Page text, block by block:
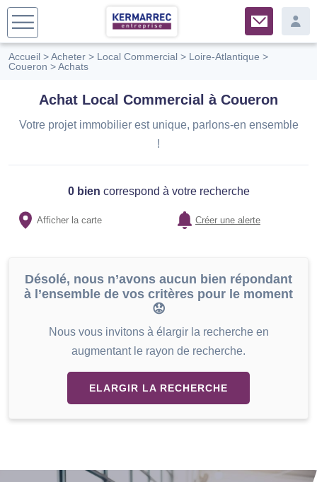
Accueil >Acheter > Local Commercial > Loire-Atlantique >
Coueron >Achats
Achat Local Commercial à Coueron
Votre projet immobilier est unique, parlons-en ensemble
!
0 bien correspond à votre recherche
Afficher la carte Créer une alerte
Désolé, nous n’avons aucun bien répondant
à l’ensemble de vos critères pour le moment
😟
Nous vous invitons à élargir la recherche en
augmentant le rayon de recherche.
ELARGIR LA RECHERCHE